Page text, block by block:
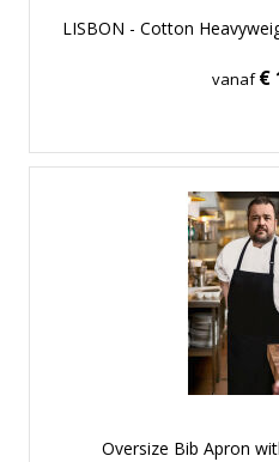
LISBON - Cotton
vanaf€
Oversize Bib Apron